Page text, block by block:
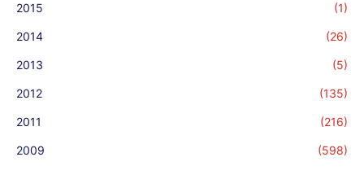
2015 (1)
2014 (26)
2013 (5)
2012 (135)
2011 (216)
2009 (598)